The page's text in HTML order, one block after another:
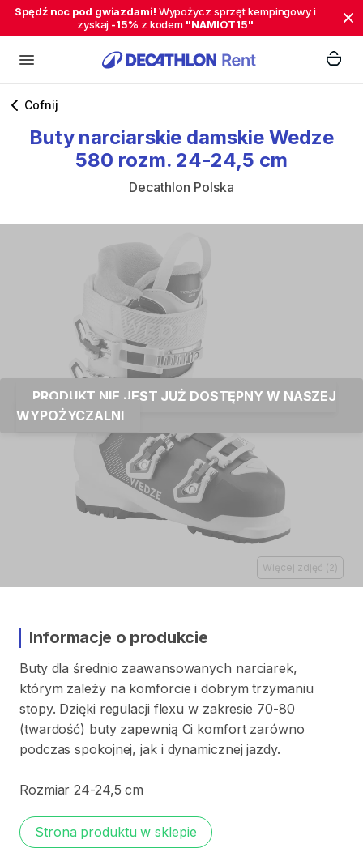
Spędź noc pod gwiazdami! Wypożycz sprzęt kempingowy i
zyskaj -15% z kodem "NAMIOT15"
Cofnij
Buty narciarskie damskie Wedze
580 rozm. 24-24​,​5 cm
Decathlon Polska
PRODUKT NIE JEST JUŻ DOSTĘPNY W NASZEJ
WYPOŻYCZALNI
Więcej zdjęć (2 )
Informacje o produkcie
Buty dla średnio zaawansowanych narciarek​,​
którym zależy na komforcie i dobrym trzymaniu
stopy. Dzięki regulacji flexu w zakresie 70-80
(twardość) buty zapewnią Ci komfort zarówno
podczas spokojnej​,​ jak i dynamicznej jazdy.
Rozmiar 24-24​,​5 cm
Strona produktu w sklepie